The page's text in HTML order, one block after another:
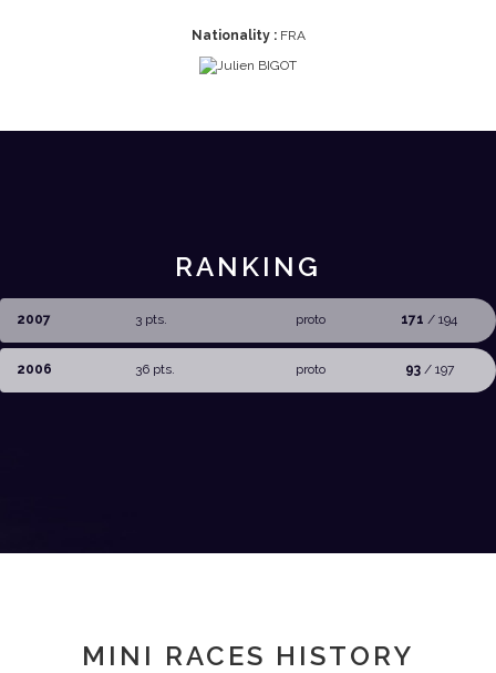
Nationality :FRA
RANKING
2007 3 pts. proto 171 / 194
2006 36 pts. proto 93/ 197
MINI RACES HISTORY